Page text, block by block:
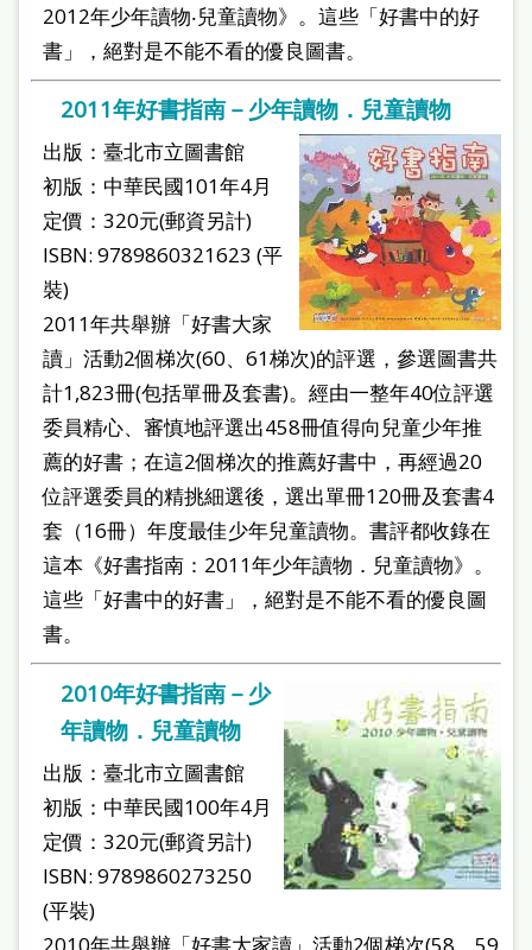
2012年少年讀物‧兒童讀物》。這些「好書中的好
書」，絕對是不能不看的優良圖書。
2011年好書指南－少年讀物．兒童讀物
出版：臺北市立圖書館
初版：中華民國101年4月
定價：320元(郵資另計)
ISBN: 9789860321623 (平
裝)
2011年共舉辦「好書大家
讀」活動2個梯次(60、61梯次)的評選，參選圖書共
計1,823冊(包括單冊及套書)。經由一整年40位評選
委員精心、審慎地評選出458冊值得向兒童少年推
薦的好書；在這2個梯次的推薦好書中，再經過20
位評選委員的精挑細選後，選出單冊120冊及套書4
套（16冊）年度最佳少年兒童讀物。書評都收錄在
這本《好書指南：2011年少年讀物．兒童讀物》。
這些「好書中的好書」，絕對是不能不看的優良圖
書。
2010年好書指南－少
年讀物．兒童讀物
出版：臺北市立圖書館
初版：中華民國100年4月
定價：320元(郵資另計)
ISBN: 9789860273250
(平裝)
2010年共舉辦「好書大家讀」活動2個梯次(58、59